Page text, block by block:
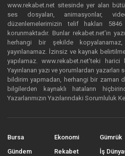
www.rekabet.net sitesinde yer alan
ses dosyaları, animasyonlar,
düzenlemelerimizin telif hakları
korunmaktadır. Bunlar rekabet.net’in
herhangi bir şekilde kopyalanamaz,
yayınlanamaz. İzinsiz ve kaynak
yapılamaz. www.rekabet.net’teki
Yayınlanan yazı ve yorumlardan
bildirim yapmadan, herhangi bir zaman
bilgilerden kaynaklı hataların
Yazarlarımızın Yazılarındaki Sorumluluk
Bursa
Gündem
Ekonomi
Rekabet
Gümrük
İş